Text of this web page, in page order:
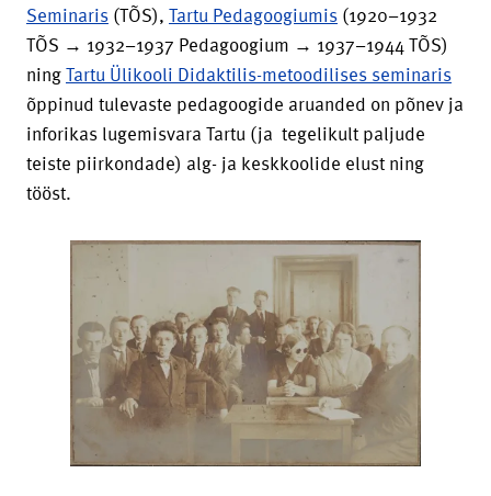
Seminaris (TÕS), Tartu Pedagoogiumis (1920–1932
TÕS → 1932–1937 Pedagoogium → 1937–1944 TÕS)
ningTartu Ülikooli Didaktilis-metoodilises seminaris
õppinud tulevaste pedagoogide aruanded on põnev ja
inforikas lugemisvara Tartu (ja tegelikult paljude
teiste piirkondade) alg- ja keskkoolide elust ning
tööst.